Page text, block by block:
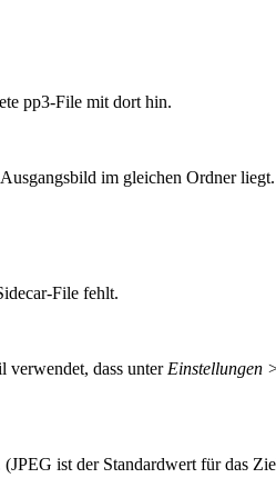
pp3-File mit dort hin.
im gleichen Ordner
File fehlt.
dass unter Einstellungen
ist der Standardwert für das